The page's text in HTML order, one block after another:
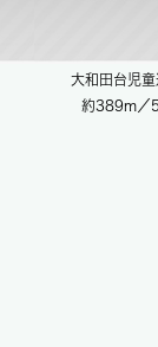
大和田台児童
約389m／